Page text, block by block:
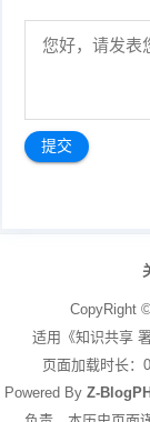
CopyRight
适用《知识共享
页面加载时长：
Powered ByZ-